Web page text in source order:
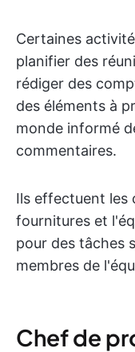
Certaines
planifier des
rédiger des
des éléments à
monde informé
commentaires.
Ils effectuent les
fournitures et
pour des tâches
membres de
Chef de